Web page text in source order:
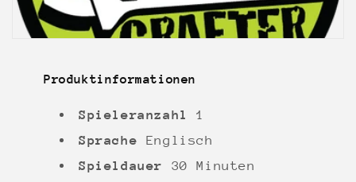
Produktinformationen
Spieleranzahl1
Sprache Englisch
Spieldauer 30 Minuten